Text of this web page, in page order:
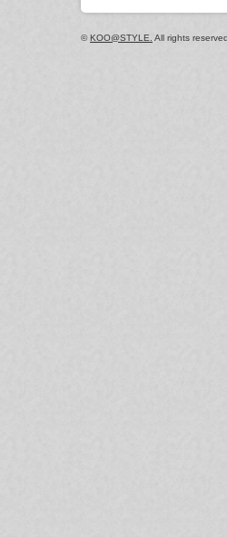
©KOO@STYLE. All rights reserved.